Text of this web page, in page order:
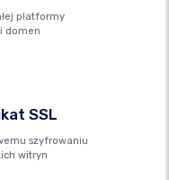
platformy
domen
SSL
szyfrowaniu
witryn